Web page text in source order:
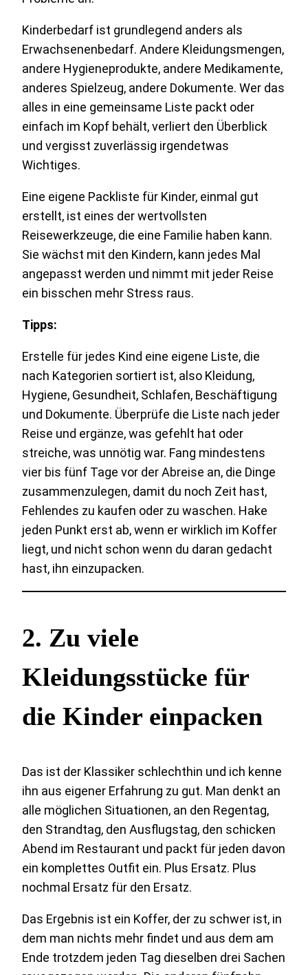
Kinderbedarf ist grundlegend anders als
Erwachsenenbedarf. Andere Kleidungsmengen,
andere Hygieneprodukte, andere Medikamente,
anderes Spielzeug, andere Dokumente. Wer das
alles in eine gemeinsame Liste packt oder
einfach im Kopf behält, verliert den Überblick
und vergisst zuverlässig irgendetwas
Wichtiges.
Eine eigene Packliste für Kinder, einmal gut
erstellt, ist eines der wertvollsten
Reisewerkzeuge, die eine Familie haben kann.
Sie wächst mit den Kindern, kann jedes Mal
angepasst werden und nimmt mit jeder Reise
ein bisschen mehr Stress raus.
Tipps:
Erstelle für jedes Kind eine eigene Liste, die
nach Kategorien sortiert ist, also Kleidung,
Hygiene, Gesundheit, Schlafen, Beschäftigung
und Dokumente. Überprüfe die Liste nach jeder
Reise und ergänze, was gefehlt hat oder
streiche, was unnötig war. Fang mindestens
vier bis fünf Tage vor der Abreise an, die Dinge
zusammenzulegen, damit du noch Zeit hast,
Fehlendes zu kaufen oder zu waschen. Hake
jeden Punkt erst ab, wenn er wirklich im Koffer
liegt, und nicht schon wenn du daran gedacht
hast, ihn einzupacken.
2. Zu viele
Kleidungsstücke für
die Kinder einpacken
Das ist der Klassiker schlechthin und ich kenne
ihn aus eigener Erfahrung zu gut. Man denkt an
alle möglichen Situationen, an den Regentag,
den Strandtag, den Ausflugstag, den schicken
Abend im Restaurant und packt für jeden davon
ein komplettes Outfit ein. Plus Ersatz. Plus
nochmal Ersatz für den Ersatz.
Das Ergebnis ist ein Koffer, der zu schwer ist, in
dem man nichts mehr findet und aus dem am
Ende trotzdem jeden Tag dieselben drei Sachen